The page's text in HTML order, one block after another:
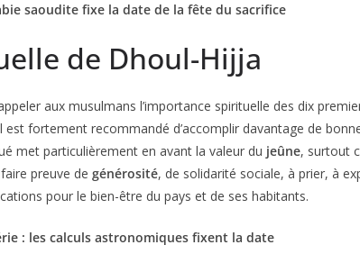
saoudite fixe la date de la fête du sacrifice
de Dhoul-Hijja
aux musulmans l’importance spirituelle des dix
est fortement recommandé d’accomplir davantage de
met particulièrement en avant la valeur du jeûne, surtout
preuve de générosité, de solidarité sociale, à prier, à
pour le bien-être du pays et de ses habitants.
: les calculs astronomiques fixent la date